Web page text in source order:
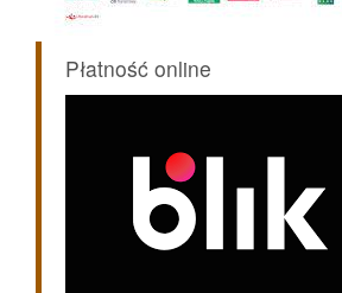
Płatność online